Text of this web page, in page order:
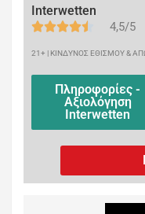
Interwetten
4,5/5
21+ | ΚΙΝΔΥΝΟΣ ΕΘΙΣΜΟΥ &
Πληροφορίες -
Αξιολόγηση
Interwetten